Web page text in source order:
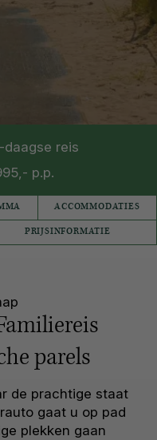
daagse reis
p.p.
ACCOMMODATIES
PRIJSINFORMATIE
parels
de prachtige staat
gaat u op pad
plekken gaan